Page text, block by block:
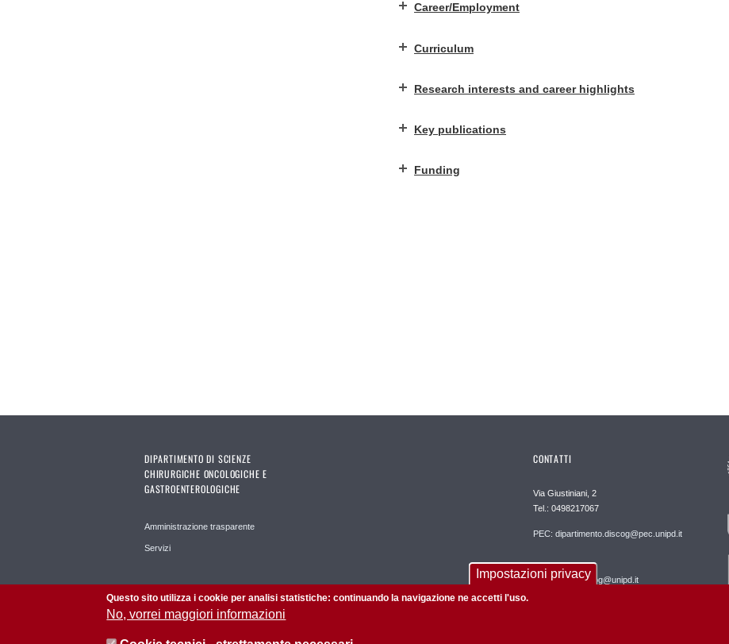
Career/Employment
Curriculum
Research interests and career highlights
Key publications
Funding
DIPARTIMENTO DI SCIENZE
CHIRURGICHE ONCOLOGICHE E
GASTROENTEROLOGICHE
Amministrazione trasparente
Servizi
CONTATTI
Via Giustiniani, 2
Tel.: 0498217067
PEC: dipartimento.discog@pec.unipd.it
REDAZIONE:
informatica.discog@unipd.it
Impostazioni privacy
Questo sito utilizza i cookie per analisi statistiche: continuando la navigazione ne accetti l'uso.
No, vorrei maggiori informazioni